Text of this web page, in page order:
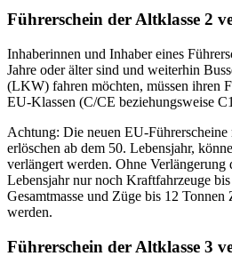
Führerschein der Altklasse 2
Inhaberinnen und Inhaber eines
Jahre oder älter sind und weiterhin
(LKW) fahren möchten, müssen ihren
EU-Klassen (C/CE beziehungsweise
Achtung: Die neuen EU-Führerscheine
erlöschen ab dem 50. Lebensjahr,
verlängert werden. Ohne Verlängerung
Lebensjahr nur noch Kraftfahrzeuge
Gesamtmasse und Züge bis 12
werden.
Führerschein der Altklasse 3